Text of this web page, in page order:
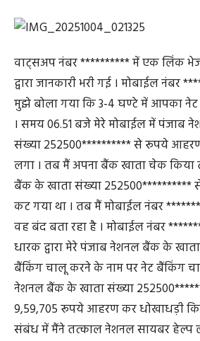
वाट्सअप नंबर ********** में एक लिंक
द्वारा जानकारी भरी गई । मोबाईल नंबर
मुझे बोला गया कि 3-4 घण्टे में आपका
। समय 06.51 बजे मेरे मोबाईल में पंजाब
संख्या 252500********** से रूपये
लगा । तब मैं अपना बैंक खाता चेक किया
बैंक के खाता संख्या 252500**********
कट गया था । तब मैं मोबाईल नंबर
वह बंद बता रहा है । मोबाईल नंबर
धारक द्वारा मेरे पंजाब नेशनल बैंक के
बैंकिंग चालू करने के नाम पर नेट बैंकिंग
नेशनल बैंक के खाता संख्या
9,59,705 रूपये आहरण कर धोखाधड़ी
संबंध में मैंने तत्काल नेशनल सायबर हेल्प